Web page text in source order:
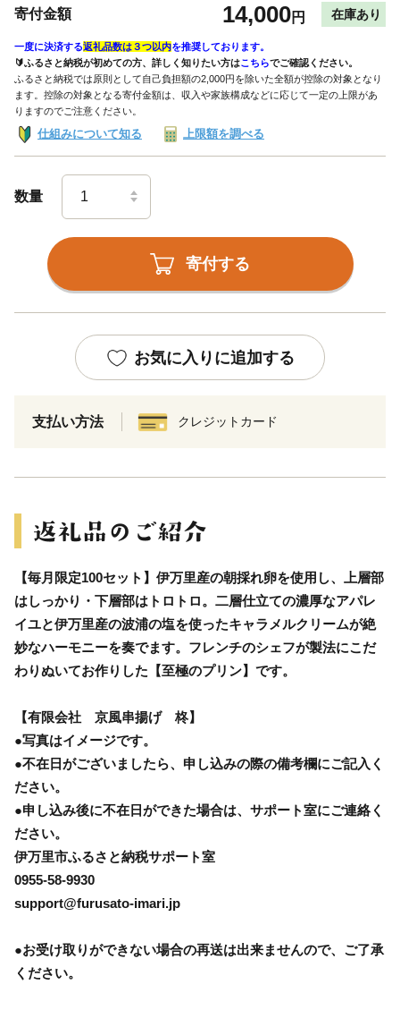
寄付金額 14,000円 在庫あり
一度に決済する返礼品数は３つ以内を推奨しております。
🔰ふるさと納税が初めての方、詳しく知りたい方はこちらでご確認ください。
ふるさと納税では原則として自己負担額の2,000円を除いた全額が控除の対象となり
ます。控除の対象となる寄付金額は、収入や家族構成などに応じて一定の上限があ
りますのでご注意ください。
仕組みについて知る 上限額を調べる
数量
寄付する
お気に入りに追加する
支払い方法 クレジットカード
【毎月限定100セット】伊万里産の朝採れ卵を使用し、上層部
はしっかり・下層部はトロトロ。二層仕立ての濃厚なアパレ
イユと伊万里産の波浦の塩を使ったキャラメルクリームが絶
妙なハーモニーを奏でます。フレンチのシェフが製法にこだ
わりぬいてお作りした【至極のプリン】です。
【有限会社 京風串揚げ 柊】
●写真はイメージです。
●不在日がございましたら、申し込みの際の備考欄にご記入く
ださい。
●申し込み後に不在日ができた場合は、サポート室にご連絡く
ださい。
伊万里市ふるさと納税サポート室
0955-58-9930
support@furusato-imari.jp
●お受け取りができない場合の再送は出来ませんので、ご了承
ください。